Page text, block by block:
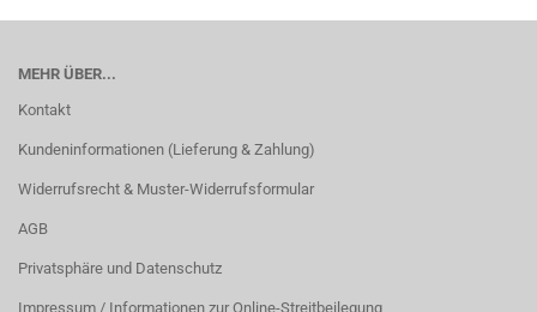
MEHR ÜBER...
Kontakt
Kundeninformationen (Lieferung & Zahlung)
Widerrufsrecht & Muster-Widerrufsformular
AGB
Privatsphäre und Datenschutz
Impressum / Informationen zur Online-Streitbeilegung